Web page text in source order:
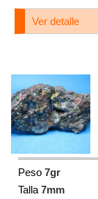
Ver detalle
Peso 7gr
Talla 7mm